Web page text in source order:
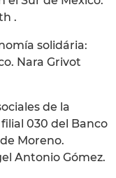
.
solidária:
Nara Grivot
de la
030 del Banco
Moreno.
Antonio Gómez.